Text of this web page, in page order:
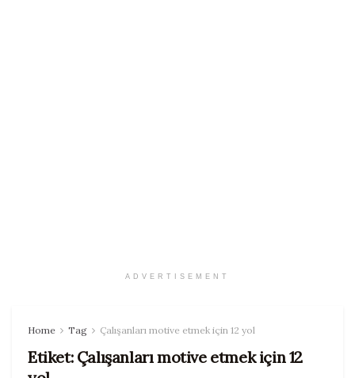
ADVERTISEMENT
Home Tag Çalışanları motive etmek için 12 yol
Etiket: Çalışanları motive etmek için 12